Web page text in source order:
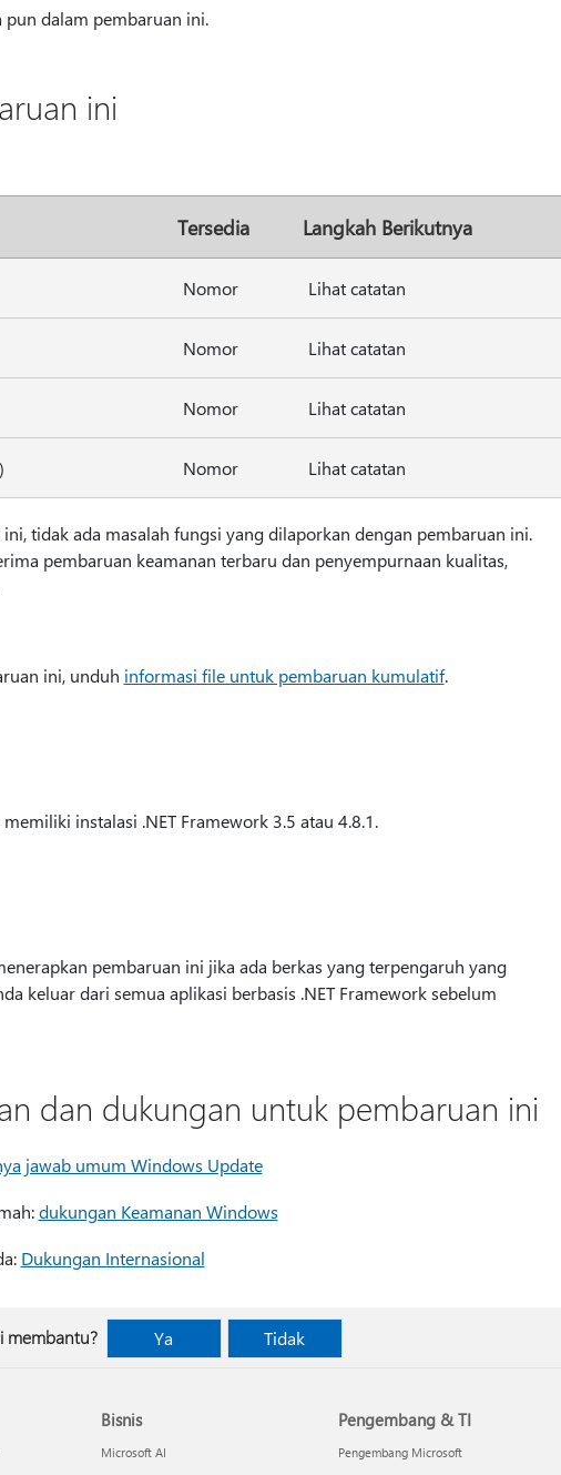
dalam pembaruan ini.
ini
Tersedia Langkah Berikutnya
Nomor Lihat catatan
Nomor Lihat catatan
Nomor Lihat catatan
Nomor Lihat catatan
tidak ada masalah fungsi yang dilaporkan dengan pembaruan ini.
pembaruan keamanan terbaru dan penyempurnaan kualitas,
ini, unduh informasi file untuk pembaruan kumulatif.
instalasi .NET Framework 3.5 atau 4.8.1.
pembaruan ini jika ada berkas yang terpengaruh yang
keluar dari semua aplikasi berbasis .NET Framework sebelum
dan dukungan untuk pembaruan ini
jawab umum Windows Update
dukungan Keamanan Windows
Dukungan Internasional
membantu? Ya Tidak
Bisnis
Microsoft AI
Pengembang & TI
Pengembang Microsoft